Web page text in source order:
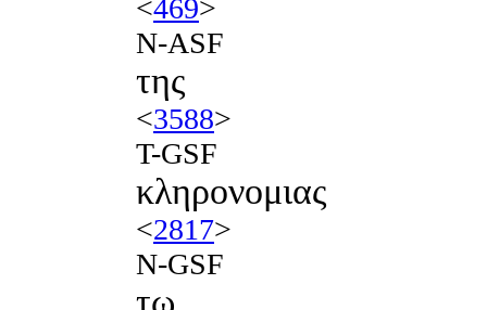
<469>
N-ASF
της
<3588>
T-GSF
κληρονομιας
<2817>
N-GSF
τω